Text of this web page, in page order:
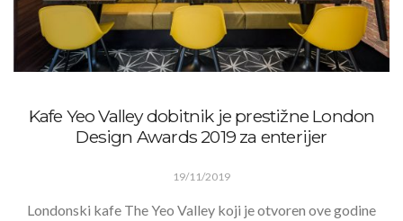
Kafe Yeo Valley dobitnik je prestižne London
Design Awards 2019 za enterijer
19/11/2019
Londonski kafe The Yeo Valley koji je otvoren ove godine